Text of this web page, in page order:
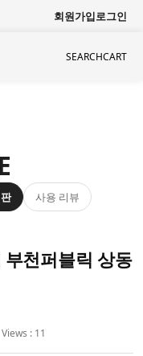
회원가입로그인
SEARCHCART
사용 리뷰
천퍼블릭 상동
Views : 11